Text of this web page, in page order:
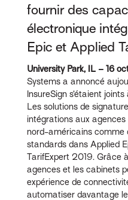
fournir des
électronique
Epic et Applied
University Park, IL – 16
Systems a annoncé
InsureSign s’étaient joints
Les solutions de
intégrations aux
nord-américains comme
standards dans Applied
TarifExpert 2019. Grâce
agences et les cabinets
expérience de
automatiser davantage